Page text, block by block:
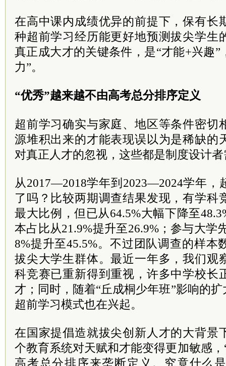
在高中课内成绩优异的前提下，保有长
种超前学习经历能更好地预测拔尖学生
真正成大才的关键条件，是“才能+兴趣”
力”。
“优秀”越来越不由高考总分排序定义
超前学习确实与家庭、地区等条件密切
源堆积出来的才能表现误以为是稀缺的
对真正人才的忽视，这些都是制度设计
从2017—2018学年到2023—2024学年，
了吗？比较两期调查结果发现，有学科
最大比例，但已从64.5%大幅下降至
本占比从21.9%提升至26.9%；参与大学
8%提升至45.5%。不过团队调查的样本
拔尖大学生群体。最近一年多，我们观
科竞赛已重新得到重视，许多中学校长
才；同时，随着“丘成桐少年班”影响的
超前学习模式也在兴起。
在国家提倡造就拔尖创新人才的大背景
个教育系统对天赋和才能变得更加敏感
高考总分排序来垄断定义。究竟什么